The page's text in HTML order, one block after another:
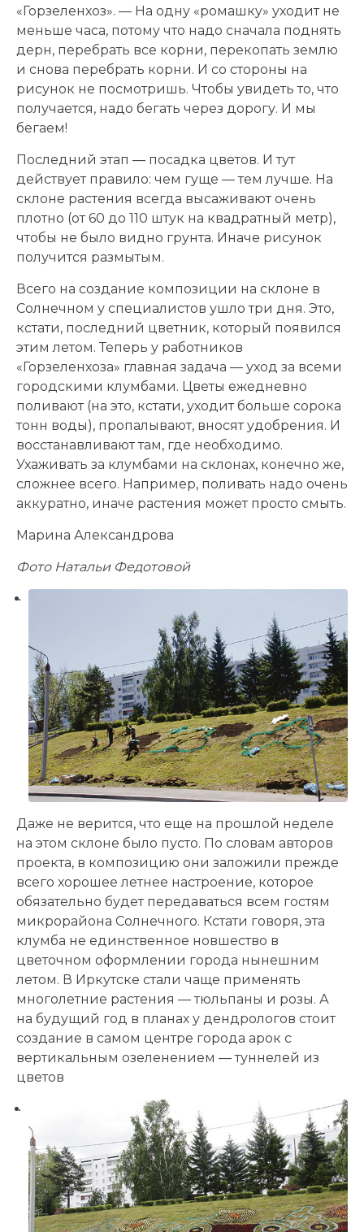
«Горзеленхоз». — На одну «ромашку» уходит не
меньше часа, потому что надо сначала поднять
дерн, перебрать все корни, перекопать землю
и снова перебрать корни. И со стороны на
рисунок не посмотришь. Чтобы увидеть то, что
получается, надо бегать через дорогу. И мы
бегаем!
Последний этап — посадка цветов. И тут
действует правило: чем гуще — тем лучше. На
склоне растения всегда высаживают очень
плотно (от 60 до 110 штук на квадратный метр),
чтобы не было видно грунта. Иначе рисунок
получится размытым.
Всего на создание композиции на склоне в
Солнечном у специалистов ушло три дня. Это,
кстати, последний цветник, который появился
этим летом. Теперь у работников
«Горзеленхоза» главная задача — уход за всеми
городскими клумбами. Цветы ежедневно
поливают (на это, кстати, уходит больше сорока
тонн воды), пропалывают, вносят удобрения. И
восстанавливают там, где необходимо.
Ухаживать за клумбами на склонах, конечно же,
сложнее всего. Например, поливать надо очень
аккуратно, иначе растения может просто смыть.
Марина Александрова
Фото Натальи Федотовой
Даже не верится, что еще на прошлой неделе
на этом склоне было пусто. По словам авторов
проекта, в композицию они заложили прежде
всего хорошее летнее настроение, которое
обязательно будет передаваться всем гостям
микрорайона Солнечного. Кстати говоря, эта
клумба не единственное новшество в
цветочном оформлении города нынешним
летом. В Иркутске стали чаще применять
многолетние растения — тюльпаны и розы. А
на будущий год в планах у дендрологов стоит
создание в самом центре города арок с
вертикальным озеленением — туннелей из
цветов